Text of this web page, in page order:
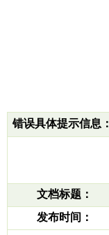
错误具体提示信息：
文档标题：
发布时间：